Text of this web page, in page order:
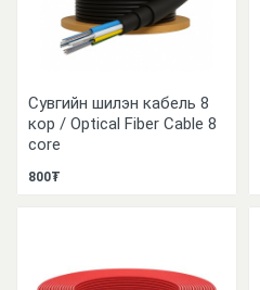
Сувгийн шилэн кабель 8
кор / Optical Fiber Cable 8
core
800₮